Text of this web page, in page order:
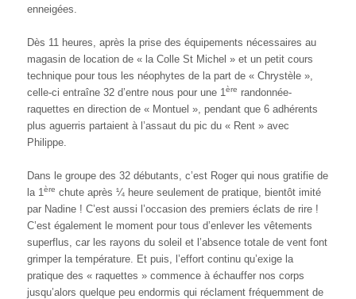
enneigées.
Dès 11 heures, après la prise des équipements nécessaires au
magasin de location de « la Colle St Michel » et un petit cours
technique pour tous les néophytes de la part de « Chrystèle »,
celle-ci entraîne 32 d’entre nous pour une 1ère randonnée-
raquettes en direction de « Montuel », pendant que 6 adhérents
plus aguerris partaient à l’assaut du pic du « Rent » avec
Philippe.
Dans le groupe des 32 débutants, c’est Roger qui nous gratifie de
la 1ère chute après ¼ heure seulement de pratique, bientôt imité
par Nadine ! C’est aussi l’occasion des premiers éclats de rire !
C’est également le moment pour tous d’enlever les vêtements
superflus, car les rayons du soleil et l’absence totale de vent font
grimper la température. Et puis, l’effort continu qu’exige la
pratique des « raquettes » commence à échauffer nos corps
jusqu’alors quelque peu endormis qui réclament fréquemment de